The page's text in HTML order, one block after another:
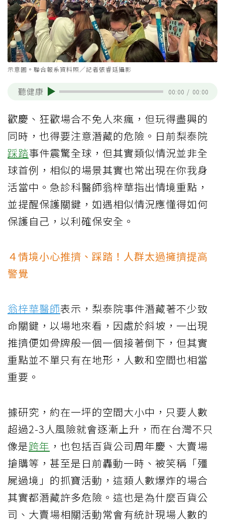
示意圖。聯合報系資料照／記者張睿廷攝影
聽健康 00:00 / 00:00
歡慶、狂歡場合不免人來瘋，但玩得盡興的
同時，也得要注意潛藏的危險。日前梨泰院
踩踏事件震驚全球，但其實類似情況並非全
球首例，相似的場景其實也常出現在你我身
活當中。急診科醫師翁梓華指出情境重點，
並提醒保護關鍵，如遇相似情況應懂得如何
保護自己，以利確保安全。
４情境小心推擠、踩踏！人群太過擁擠提高
警覺
翁梓華醫師表示，梨泰院事件潛藏著不少致
命關鍵，以場地來看，因處於斜坡，一出現
推擠便如骨牌般一個一個接著倒下，但其實
重點並不單只有在地形，人數和空間也相當
重要。
據研究，約在一坪的空間大小中，只要人數
超過2-3人風險就會逐漸上升，而在台灣不只
像是跨年 ，也包括百貨公司周年慶、大賣場
搶購等，甚至是日前轟動一時、被笑稱「殭
屍過境」的抓寶活動，這類人數爆炸的場合
其實都潛藏許多危險。這也是為什麼百貨公
司、大賣場相關活動常會有統計現場人數的